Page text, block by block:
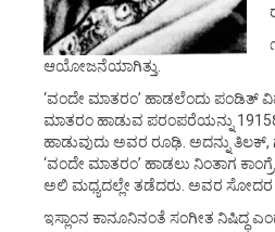
ಆಯೋಜನೆಯಾಗಿತ್ತು.
‘ವಂದೇ ಮಾತರಂ’ ಹಾಡಲೆಂದು ಪಂಡಿತ್
ಮಾತರಂ ಹಾಡುವ ಪರಂಪರೆಯನ್ನು
ಹಾಡುವುದು ಅವರ ರೂಢಿ. ಅದನ್ನು ತಿಲಕ್,
‘ವಂದೇ ಮಾತರಂ’ ಹಾಡಲು ನಿಂತಾಗ
ಅಲಿ ಮಧ್ಯದಲ್ಲೇ ತಡೆದರು. ಅವರ ಸೋದರ
ಇಸ್ಲಾಂನ ಕಾನೂನಿನಂತೆ ಸಂಗೀತ ನಿಷಿದ್ಧ